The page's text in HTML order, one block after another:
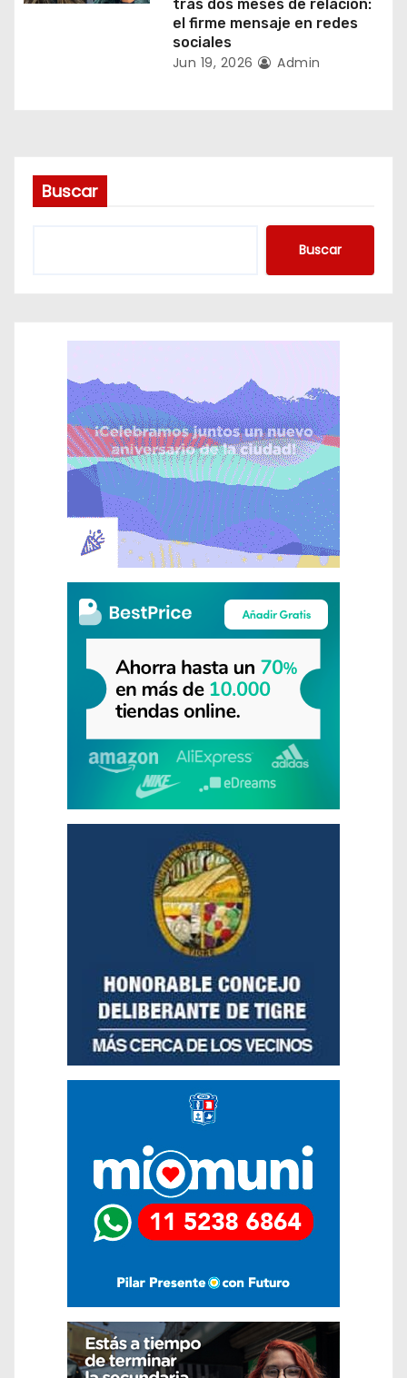
d
tras dos meses de relación:
el firme mensaje en redes
sociales
Jun 19, 2026 Admin
Buscar
Buscar